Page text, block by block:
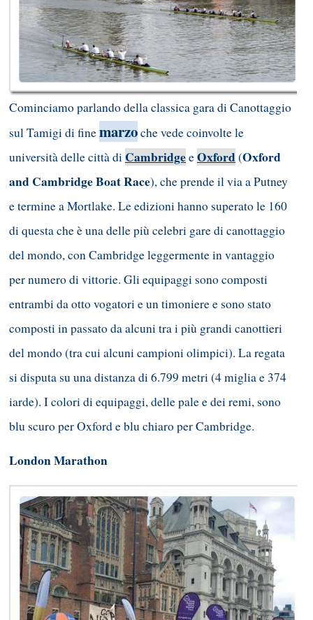
Cominciamo parlando della classica gara di Canottaggio
sul Tamigi di finemarzoche vede coinvolte le
università delle città di CambridgeeOxford(Oxford
and Cambridge Boat Race), che prende il via a Putney
e termine a Mortlake. Le edizioni hanno superato le 160
di questa che è una delle più celebri gare di canottaggio
del mondo, con Cambridge leggermente in vantaggio
per numero di vittorie. Gli equipaggi sono composti
entrambi da otto vogatori e un timoniere e sono stato
composti in passato da alcuni tra i più grandi canottieri
del mondo (tra cui alcuni campioni olimpici). La regata
si disputa su una distanza di 6.799 metri (4 miglia e 374
iarde). I colori di equipaggi, delle pale e dei remi, sono
blu scuro per Oxford e blu chiaro per Cambridge.
London Marathon